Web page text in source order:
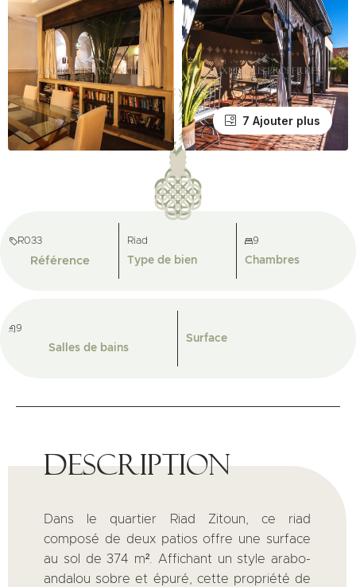
7 Ajouter plus
R033
Référence
Riad
Type de bien
9
Chambres
9
Salles de bains
Surface
Description
Dans le quartier Riad Zitoun, ce riad
composé de deux patios offre une surface
au sol de 374 m². Affichant un style arabo-
andalou sobre et épuré, cette propriété de